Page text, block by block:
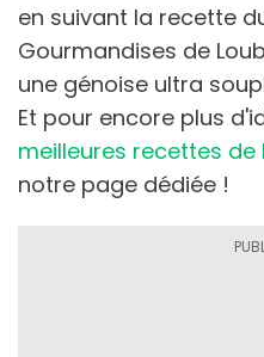
en suivant la recette
Gourmandises de
une génoise ultra
Et pour encore plus
meilleures recettes de
notre page dédiée !